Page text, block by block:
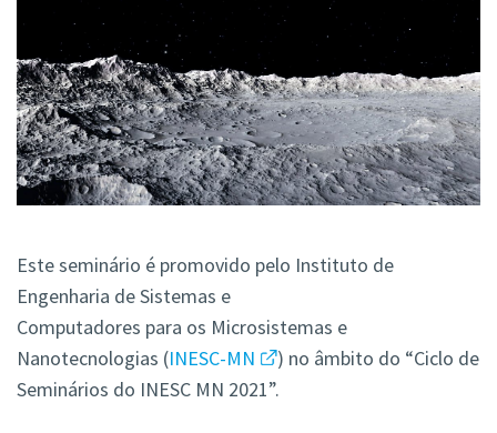
Este seminário é promovido pelo Instituto de
Engenharia de Sistemas e
Computadores para os Microsistemas e
Nanotecnologias (INESC-MN
) no âmbito do “Ciclo de
Seminários do INESC MN 2021”.